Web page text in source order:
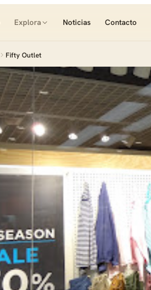
Explora Noticias Contacto
Fifty Outlet